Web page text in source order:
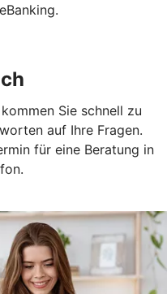
Sie schnell zu
auf Ihre Fragen.
für eine Beratung in